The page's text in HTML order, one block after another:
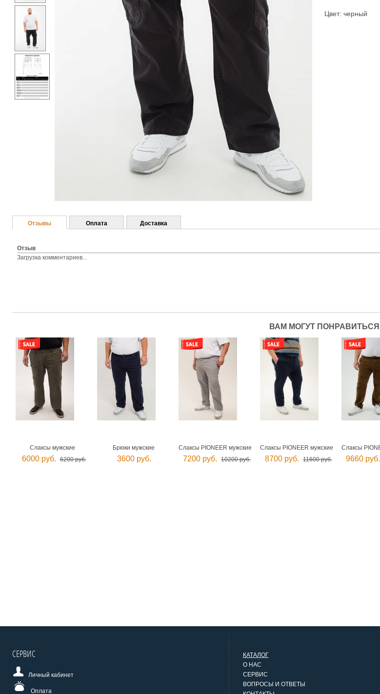
Цвет: черный
Отзывы
Отзыв
Загрузка комментариев...
Оплата Доставка
ВАМ МОГУТ ПОНРАВИТЬСЯ
Слаксы мужские
6000 руб. 6200 руб.
Брюки мужские
3600 руб.
Слаксы PIONEER мужские
7200 руб. 10200 руб.
Слаксы PIONEER мужские
8700 руб. 11600 руб. 9660 руб.
СЕРВИС
Личный кабинет
Оплата
КАТАЛОГ
О НАС
СЕРВИС
ВОПРОСЫ И ОТВЕТЫ